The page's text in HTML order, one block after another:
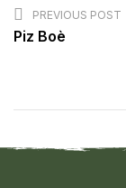
PREVIOUS POST
Piz Boè